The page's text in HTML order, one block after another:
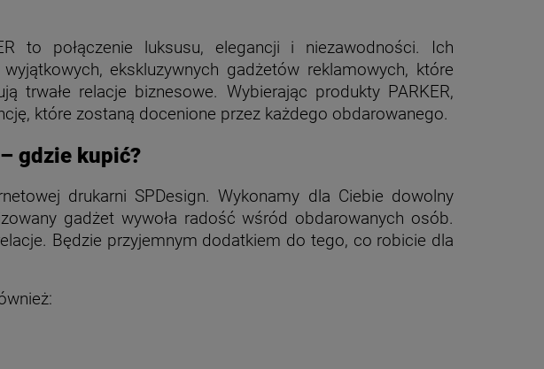
to połączenie luksusu, elegancji i niezawodności. Ich
ekskluzywnych gadżetów reklamowych, które
trwałe relacje biznesowe. Wybierając produkty PARKER,
które zostaną docenione przez każdego obdarowanego.
gdzie kupić?
drukarni SPDesign. Wykonamy dla Ciebie dowolny
gadżet wywoła radość wśród obdarowanych osób.
Będzie przyjemnym dodatkiem do tego, co robicie dla